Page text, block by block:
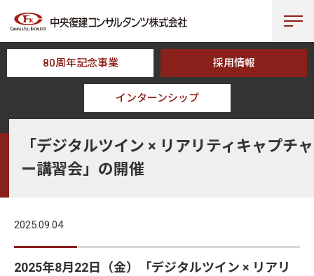
80周年記念事業 採用情報
インターンシップ
「デジタルツイン × リアリティキャプチャー講習会」の
「デジタルツイン × リアリティキャプチャ
ー講習会」の開催
2025.09.04
2025年8月22日（金）「デジタルツイン × リアリ